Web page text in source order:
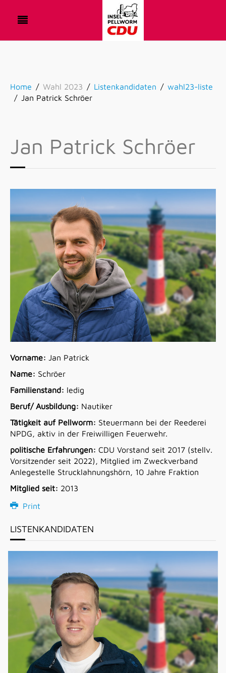
Home Wahl 2023 Listenkandidaten
wahl23-liste
Jan Patrick Schröer
Jan Patrick Schröer
Vorname: Jan Patrick
Name: Schröer
Familienstand: ledig
Beruf/ Ausbildung: Nautiker
Tätigkeit auf Pellworm: Steuermann bei der Reederei
NPDG, aktiv in der Freiwilligen Feuerwehr.
politische Erfahrungen: CDU Vorstand seit 2017 (stellv.
Vorsitzender seit 2022), Mitglied im Zweckverband
Anlegestelle Strucklahnungshörn, 10 Jahre Fraktion
Mitglied seit: 2013
Print
LISTENKANDIDATEN